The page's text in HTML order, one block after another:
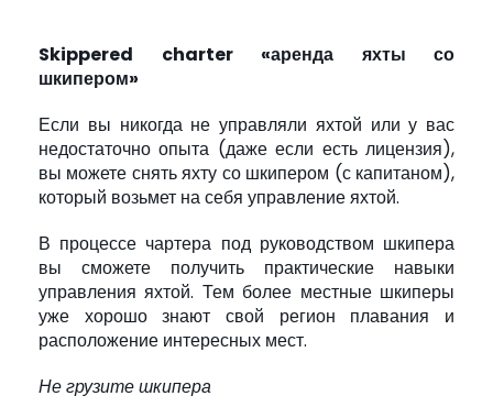
Skippered charter «аренда яхты со
шкипером»
Если вы никогда не управляли яхтой или у вас
недостаточно опыта (даже если есть лицензия),
вы можете снять яхту со шкипером (с капитаном),
который возьмет на себя управление яхтой.
В процессе чартера под руководством шкипера
вы сможете получить практические навыки
управления яхтой. Тем более местные шкиперы
уже хорошо знают свой регион плавания и
расположение интересных мест.
Не грузите шкипера